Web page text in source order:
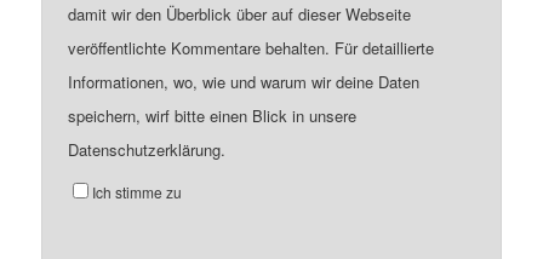
damit wir den Überblick über auf dieser Webseite
veröffentlichte Kommentare behalten. Für detaillierte
Informationen, wo, wie und warum wir deine Daten
speichern, wirf bitte einen Blick in unsere
Datenschutzerklärung.
Ich stimme zu